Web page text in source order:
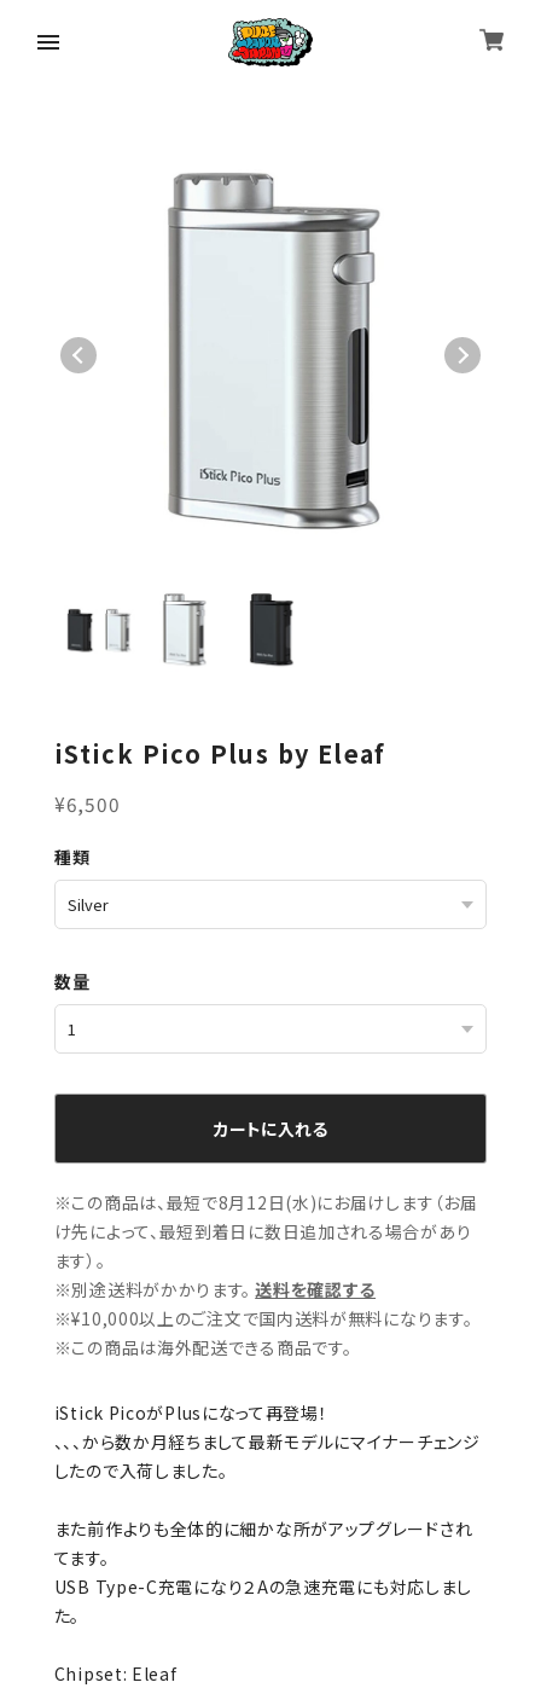
iStick Pico Plus by Eleaf
¥6,500
種類
数量
カートに入れる
※この商品は、最短で8月12日(水)にお届けします（お届
け先によって、最短到着日に数日追加される場合があり
ます）。
※別途送料がかかります。 送料を確認する
※¥10,000以上のご注文で国内送料が無料になります。
※この商品は海外配送できる商品です。
iStick PicoがPlusになって再登場！
、、、から数か月経ちまして最新モデルにマイナーチェンジ
したので入荷しました。
また前作よりも全体的に細かな所がアップグレードされ
てます。
USB Type-C充電になり２Aの急速充電にも対応しまし
た。
Chipset: Eleaf